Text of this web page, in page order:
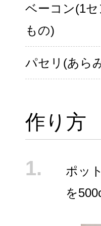
ベーコン(1
もの)
パセリ(あら
作り方
ポッ
を